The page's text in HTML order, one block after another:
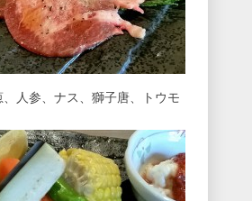
人参、ナス、獅子唐、トウモ